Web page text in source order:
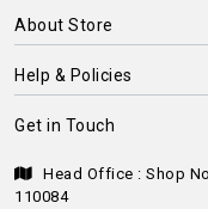
About Store
Help & Policies
Get in Touch
Head Office : Shop
110084